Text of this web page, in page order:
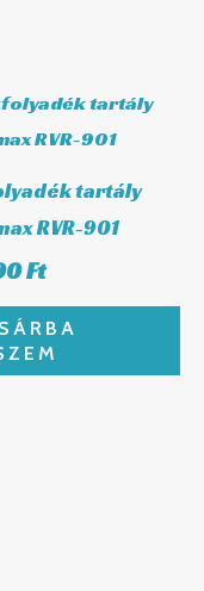
tartály
RVR-901
Ft